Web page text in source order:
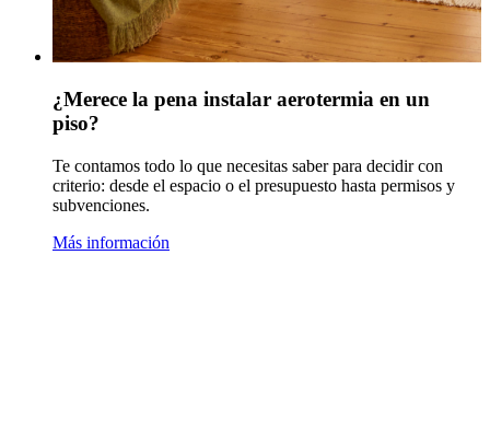
¿Merece la pena instalar aerotermia en un
piso?
Te contamos todo lo que necesitas saber para decidir con
criterio: desde el espacio o el presupuesto hasta permisos y
subvenciones.
Más información